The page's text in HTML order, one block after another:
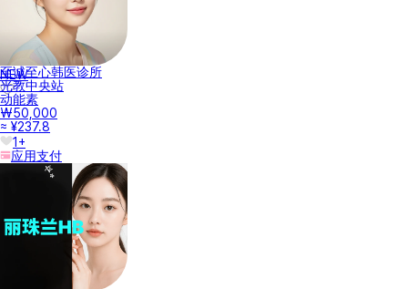
NEW
至诚至心韩医诊所
光教中央站
动能素
₩50,000
≈ ¥237.8
1+
应用支付